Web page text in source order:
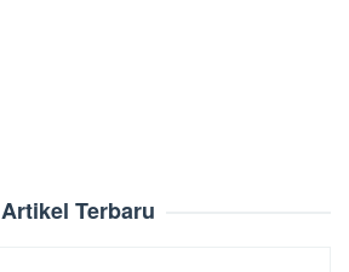
Artikel Terbaru